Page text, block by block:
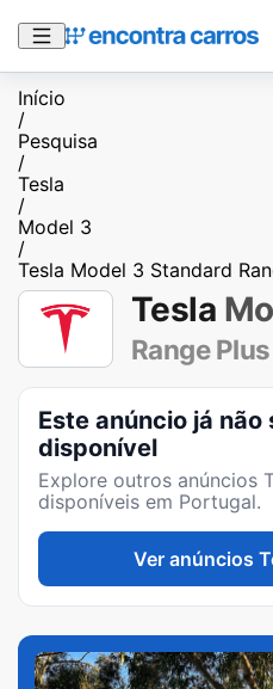
Início
/
Pesquisa
/
Tesla
/
Model 3
/
Tesla Model 3 Standard
Tesla
Range
Este anúncio já não
disponível
Explore outros anúncios
disponíveis em Portugal.
Ver anúncios